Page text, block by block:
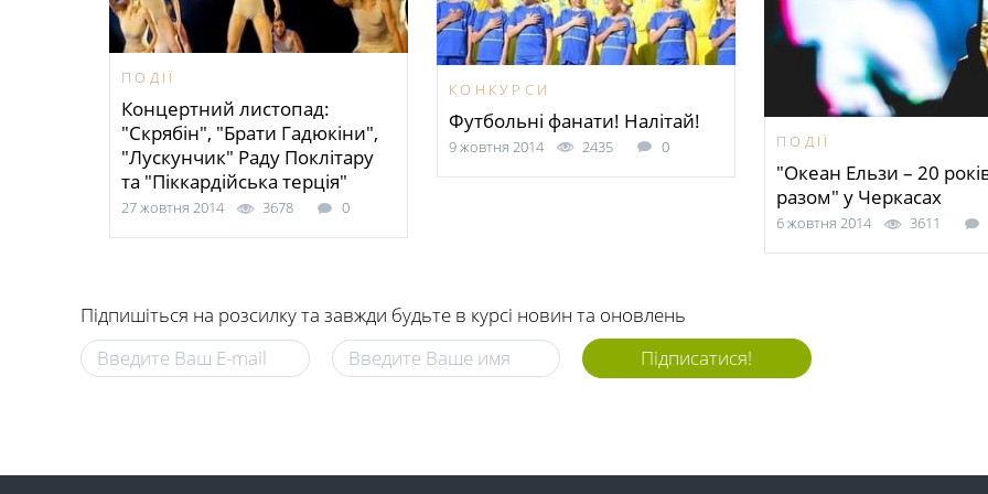
ПОДІЇ
Концертний листопад:
"Скрябін", "Брати Гадюкіни",
"Лускунчик" Раду Поклітару
та "Піккардійська терція"
27 жовтня 2014 3678 0
КОНКУРСИ
Футбольні фанати! Налітай!
9 жовтня 2014 2435 0 ПОДІЇ
"Океан Ельзи – 20
разом" у Черкасах
6 жовтня 2014 3611
Підпишіться на розсилку та завжди будьте в курсі новин та оновлень
Підписатися!